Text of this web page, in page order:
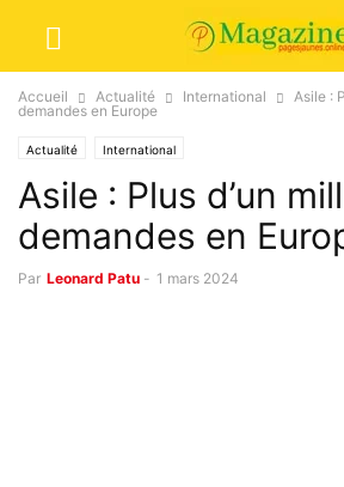
Accueil Actualité International
Asile :
demandes en Europe
Actualité International
Asile : Plus d’un
demandes en
Par Leonard Patu - 1 mars 2024